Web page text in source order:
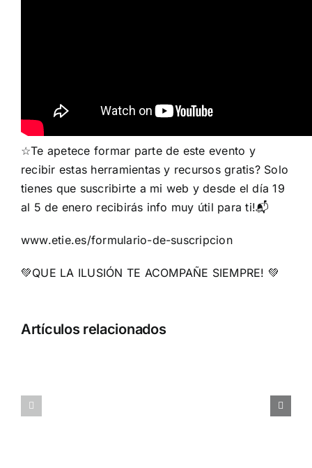
☆Te apetece formar parte de este evento y
recibir estas herramientas y recursos gratis? Solo
tienes que suscribirte a mi web y desde el día 19
al 5 de enero recibirás info muy útil para ti!📬
www.etie.es/formulario-de-suscripcion
💚QUE LA ILUSIÓN TE ACOMPAÑE SIEMPRE! 💚
Artículos relacionados
talento